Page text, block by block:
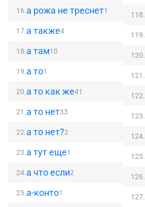
16.а рожа не треснет1
17.а также4
18.а там10
19.а то1
20.а то как же41
21.а то нет33
22.а то нет?2
23.а тут еще1
24.а что если2
25.а-конто1
118.
119.
120.
121.
122.
123.
124.
125.
126.
127.